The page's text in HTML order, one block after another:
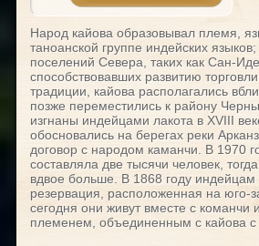
Народ кайова образовывал племя,
таноанской группе индейских
поселений Севера, таких как Сан-
способствовавших развитию
традиции, кайова располагались
позже переместились к району
изгнаны индейцами лакота в XVIII
обосновались на берегах реки
договор с народом каманчи. В 1970
составляла две тысячи человек,
вдвое больше. В 1868 году
резервация, расположенная на юго-
сегодня они живут вместе с
племенем, объединенным с кайова с